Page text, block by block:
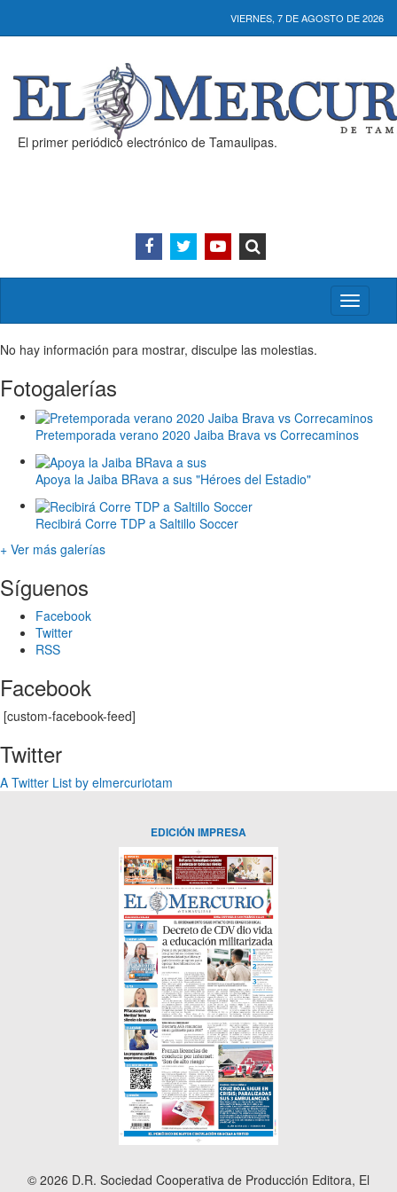
VIERNES, 7 DE AGOSTO DE 2026
El primer periódico electrónico de Tamaulipas.
Activar/
menú
No hay información para mostrar, disculpe las molestias.
Fotogalerías
Pretemporada verano 2020 Jaiba Brava vs Correcaminos
Apoya la Jaiba BRava a sus "Héroes del Estadio"
Recibirá Corre TDP a Saltillo Soccer
+ Ver más galerías
Síguenos
Facebook
Twitter
RSS
Facebook
[custom-facebook-feed]
Twitter
A Twitter List by elmercuriotam
EDICIÓN IMPRESA
© 2026 D.R. Sociedad Cooperativa de Producción Editora, El